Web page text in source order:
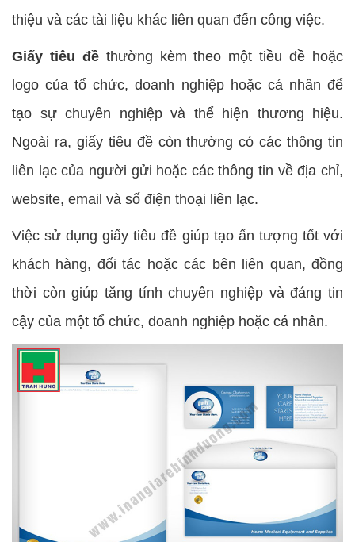
thiệu và các tài liệu khác liên quan đến công việc.
Giấy tiêu đềthường kèm theo một tiều đề hoặc
logo của tổ chức, doanh nghiệp hoặc cá nhân để
tạo sự chuyên nghiệp và thể hiện thương hiệu.
Ngoài ra, giấy tiêu đề còn thường có các thông tin
liên lạc của người gửi hoặc các thông tin về địa chỉ,
website, email và số điện thoại liên lạc.
Việc sử dụng giấy tiêu đề giúp tạo ấn tượng tốt với
khách hàng, đối tác hoặc các bên liên quan, đồng
thời còn giúp tăng tính chuyên nghiệp và đáng tin
cậy của một tổ chức, doanh nghiệp hoặc cá nhân.